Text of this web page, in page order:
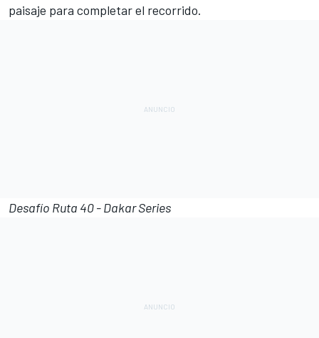
paisaje para completar el recorrido.
Desafío Ruta 40 - Dakar Series